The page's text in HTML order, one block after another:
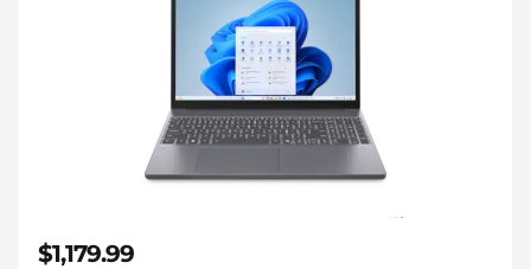
$1,179.99